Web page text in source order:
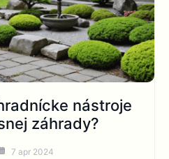
nástroje
záhrady?
7 apr 2024